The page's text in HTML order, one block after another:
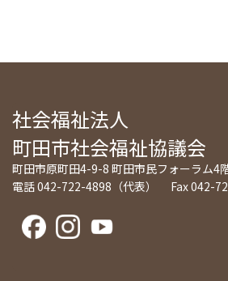
社会福祉法人
町田市社会福祉協議会
町田市原町田4-9-8 町田市民フォーラム4
電話 042-722-4898（代表） Fax 042-